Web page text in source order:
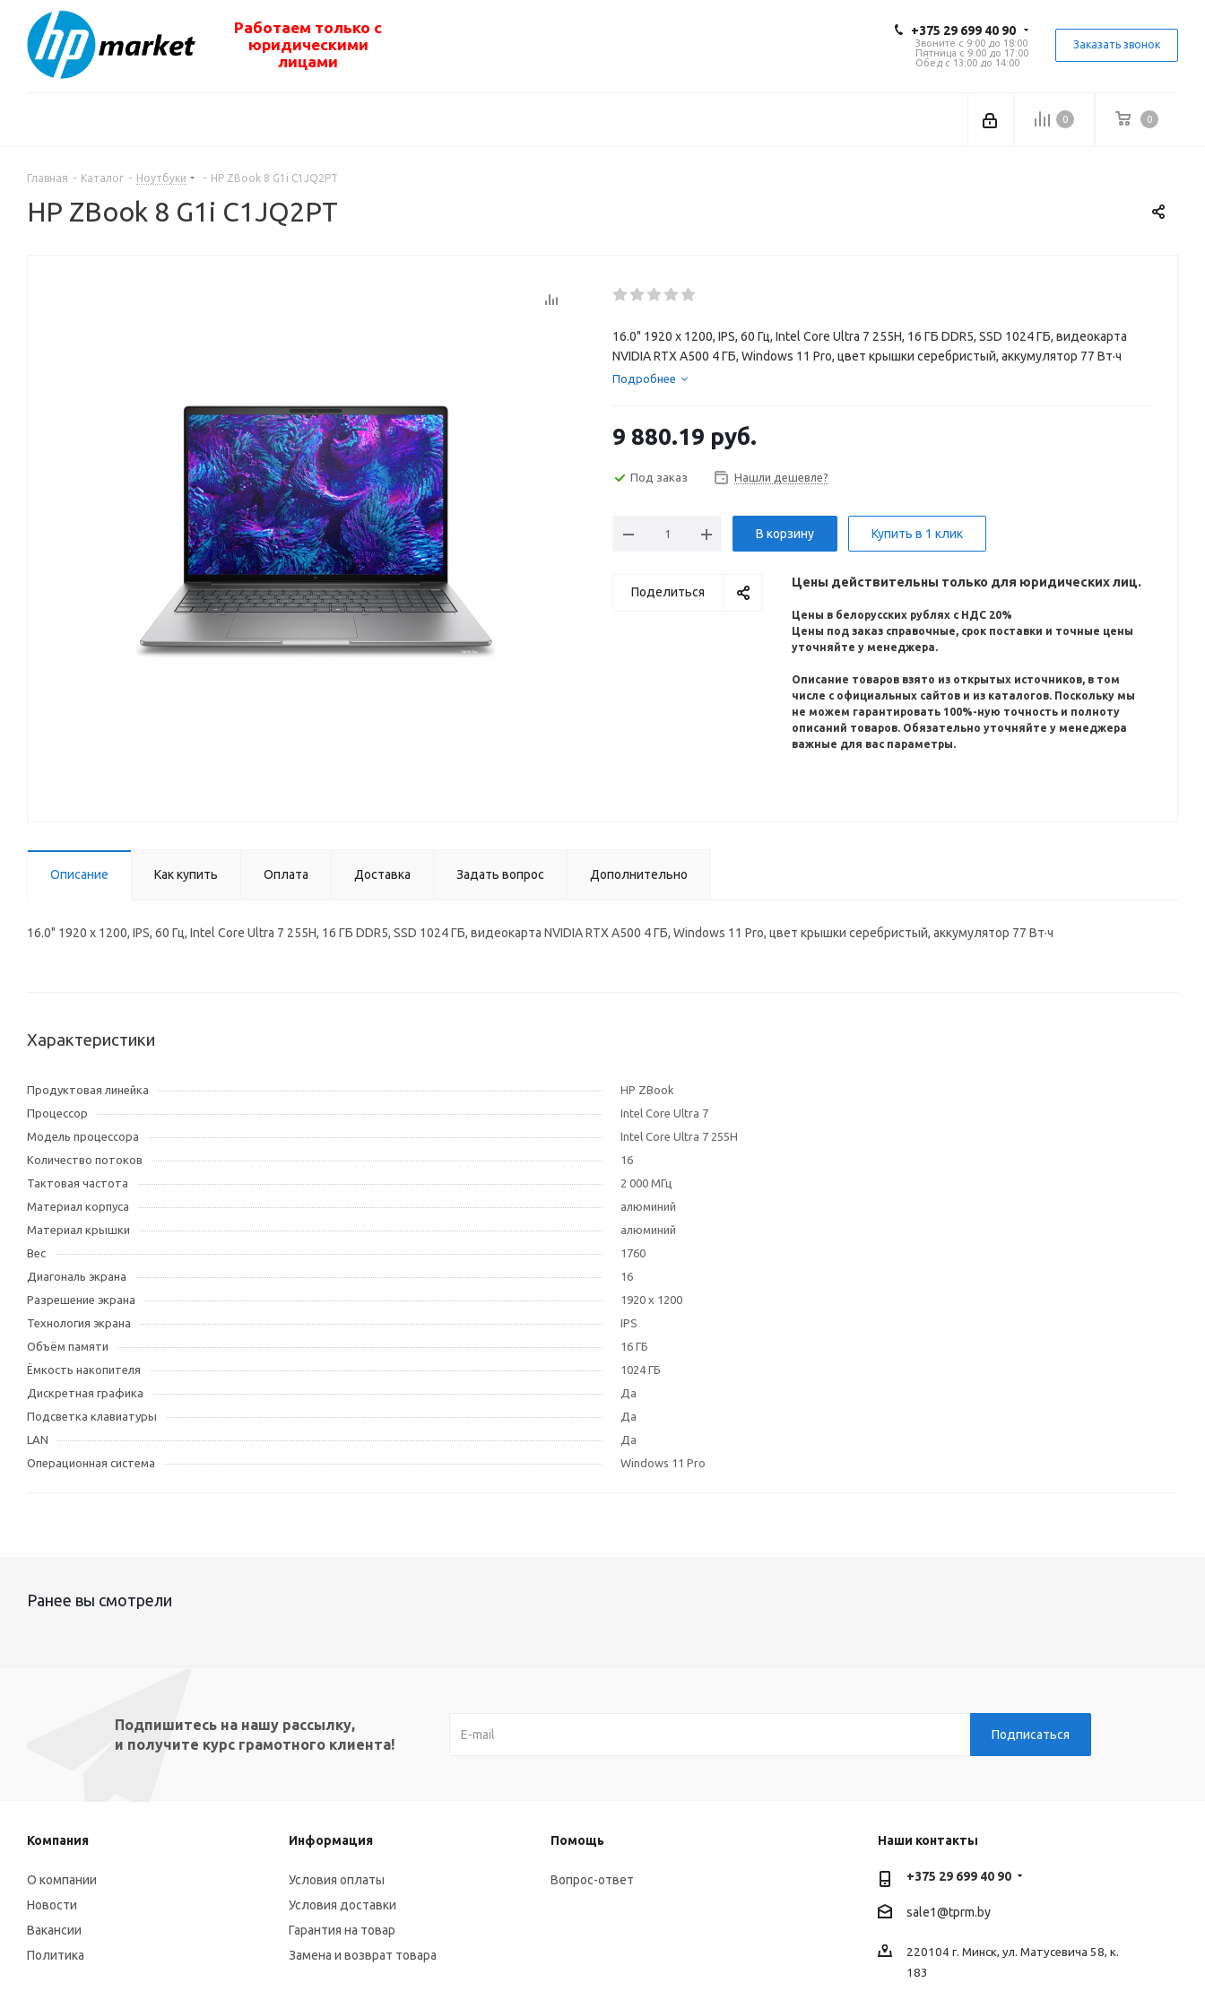
Работаем только с
юридическими
лицами
+375 29 699 40 90
Звоните с 9:00 до 18:00
Пятница с 9:00 до 17:00
Обед с 13:00 до 14:00
Заказать звонок
0 0
Главная - Каталог - Ноутбуки - HP ZBook 8 G1i C1JQ2PT
HP ZBook 8 G1i C1JQ2PT
16.0" 1920 x 1200, IPS, 60 Гц, Intel Core Ultra 7 255H, 16 ГБ DDR5, SSD 1024 ГБ, видеокарта
NVIDIA RTX A500 4 ГБ, Windows 11 Pro, цвет крышки серебристый, аккумулятор 77 Вт·ч
Подробнее
9 880.19 руб.
Под заказ Нашли дешевле?
В корзину Купить в 1 клик
Поделиться
Цены действительны только для юридических лиц.
Цены в белорусских рублях с НДС 20%
Цены под заказ справочные, срок поставки и точные цены
уточняйте у менеджера.
Описание товаров взято из открытых источников, в том
числе с официальных сайтов и из каталогов. Поскольку мы
не можем гарантировать 100%-ную точность и полноту
описаний товаров. Обязательно уточняйте у менеджера
важные для вас параметры.
Описание Как купить Оплата Доставка Задать вопрос Дополнительно
16.0" 1920 x 1200, IPS, 60 Гц, Intel Core Ultra 7 255H, 16 ГБ DDR5, SSD 1024 ГБ, видеокарта NVIDIA RTX A500 4 ГБ, Windows 11 Pro, цвет крышки серебристый, аккумулятор 77 Вт·ч
Характеристики
Продуктовая линейка
HP ZBook
Процессор
Intel Core Ultra 7
Модель процессора
Intel Core Ultra 7 255H
Количество потоков
16
Тактовая частота
2 000 МГц
Материал корпуса
алюминий
Материал крышки
алюминий
Вес
1760
Диагональ экрана
16
Разрешение экрана
1920 x 1200
Технология экрана
IPS
Объём памяти
16 ГБ
Ёмкость накопителя
1024 ГБ
Дискретная графика
Да
Подсветка клавиатуры
Да
LAN
Да
Операционная система
Windows 11 Pro
Ранее вы смотрели
Подпишитесь на нашу рассылку,
и получите курс грамотного клиента!
Компания
О компании
Новости
Вакансии
Политика
Информация
Условия оплаты
Условия доставки
Гарантия на товар
Замена и возврат товара
Помощь
Вопрос-ответ
Наши контакты
+375 29 699 40 90
sale1@tprm.by
220104 г. Минск, ул. Матусевича 58, к.
183